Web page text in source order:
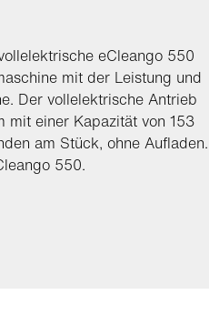
eCleango 550
mit der Leistung und
Der vollelektrische Antrieb
mit einer Kapazität von 153
am Stück, ohne Aufladen.
550.